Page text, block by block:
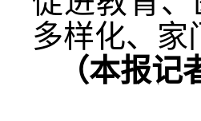
多样化、家
（本报记